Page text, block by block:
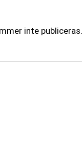
inte publiceras.